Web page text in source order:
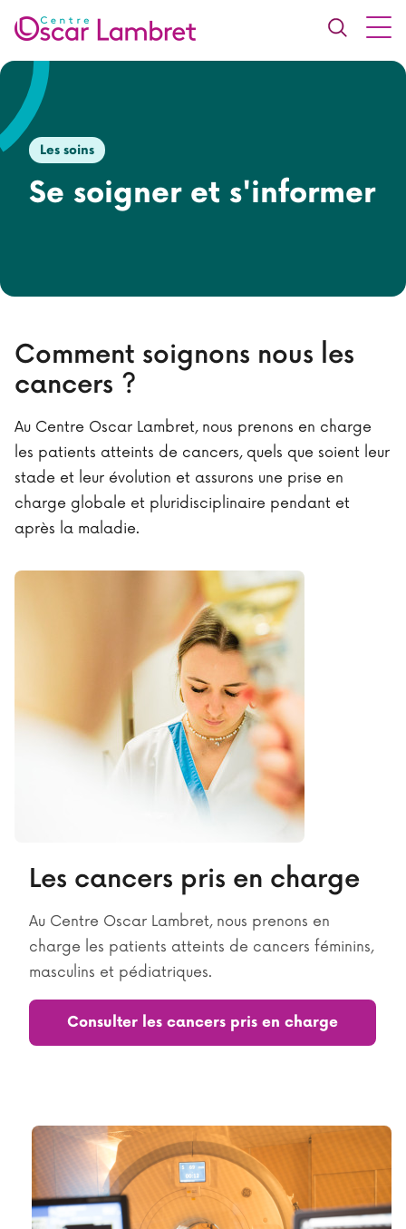
Les soins
Se soigner et s'informer
Comment soignons nous les
cancers ?
Au Centre Oscar Lambret, nous prenons en charge
les patients atteints de cancers, quels que soient leur
stade et leur évolution et assurons une prise en
charge globale et pluridisciplinaire pendant et
après la maladie.
Les cancers pris en charge
Au Centre Oscar Lambret, nous prenons en
charge les patients atteints de cancers féminins,
masculins et pédiatriques.
Consulter les cancers pris en charge